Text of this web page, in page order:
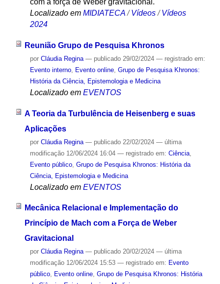
com a força de Weber gravitacional.
Localizado em MIDIATECA /Vídeos /Vídeos
2024
Reunião Grupo de Pesquisa Khronos
por Cláudia Regina — publicado29/02/2024 — registrado em:
Evento interno, Evento online, Grupo de Pesquisa Khronos:
História da Ciência, Epistemologia e Medicina
Localizado em EVENTOS
A Teoria da Turbulência de Heisenberg e suas
Aplicações
por Cláudia Regina — publicado22/02/2024 — última
modificação12/06/2024 16:04 — registrado em: Ciência,
Evento público, Grupo de Pesquisa Khronos: História da
Ciência, Epistemologia e Medicina
Localizado em EVENTOS
Mecânica Relacional e Implementação do
Princípio de Mach com a Força de Weber
Gravitacional
por Cláudia Regina — publicado20/02/2024 — última
modificação12/06/2024 15:53 — registrado em: Evento
público, Evento online, Grupo de Pesquisa Khronos: História